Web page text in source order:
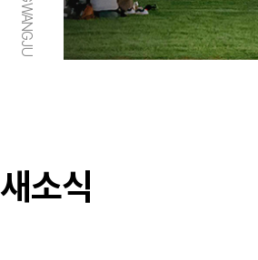
새소식